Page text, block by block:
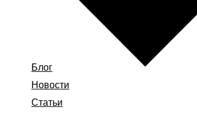
Блог
Новости
Статьи